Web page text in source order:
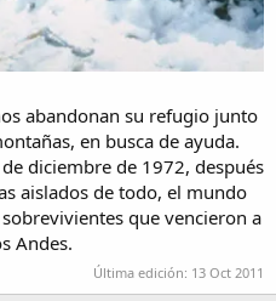
abandonan su refugio junto
en busca de ayuda.
diciembre de 1972, después
aislados de todo, el mundo
que vencieron a
Andes.
Última edición: 13 Oct 2011